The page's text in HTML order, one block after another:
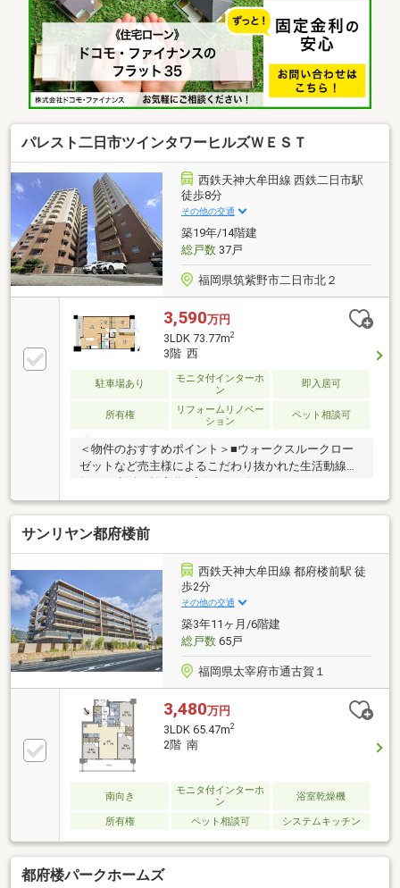
：ガス使用料料金が節約できる高効率給湯器●サーモ
バス ：お湯が冷めいくいダブル保温●超節水ECO5トイ
レ ：従来品の約69％節水できるトイレ●一括受電シス
テム ：マンション1棟単位で契約し、電気代を抑える
システム
パレスト二日市ツインタワーヒルズＷＥＳＴ
西鉄天神大牟田線 西鉄二日市駅
徒歩8分
その他の交通
築19年/14階建
総戸数37戸
福岡県筑紫野市二日市北２
3,590万円
3LDK 73.77m2
3階 西
駐車場あり
モニタ付インターホ
ン
即入居可
所有権
リフォームリノベー
ション
ペット相談可
＜物件のおすすめポイント＞■ウォークスルークロー
ゼットなど売主様によるこだわり抜かれた生活動線で
「GRAFTEKT」を採用。45Lの大容量食洗器付■間接照
明や折下天井、壁掛けTVなどモダンでオシャレな空間
■玄関横スペースもフル活用■犬猫合計２匹まで飼育可
（規定の範囲内）■エアコン３台付（ダイキン製）■自
走式平置駐車場１台確保＜周辺環境＞◎西鉄「西鉄二
日市」駅まで徒歩8分（約640ｍ）◎JR「二日市」駅ま
で徒歩20分（約1600ｍ）◎二日市北小学校まで徒歩19
分（約1500ｍ）◎二日市中学校まで徒歩13分（約1000
ｍ）
サンリヤン都府楼前
西鉄天神大牟田線 都府楼前駅 徒
歩2分
その他の交通
築3年11ヶ月/6階建
総戸数65戸
福岡県太宰府市通古賀１
3,480万円
3LDK 65.47m2
2階 南
南向き
モニタ付インターホ
ン
浴室乾燥機
所有権 ペット相談可 システムキッチン
都府楼パークホームズ